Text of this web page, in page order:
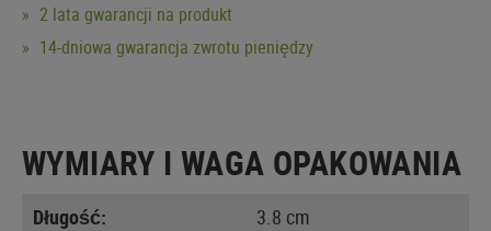
2 lata gwarancji na produkt
14-dniowa gwarancja zwrotu pieniędzy
WYMIARY I WAGA OPAKOWANIA
Długość:
3.8 cm